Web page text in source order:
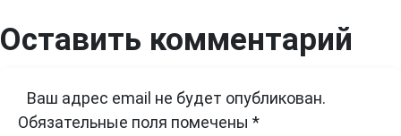
Оставить комментарий
Ваш адрес email не будет опубликован.
Обязательные поля помечены *